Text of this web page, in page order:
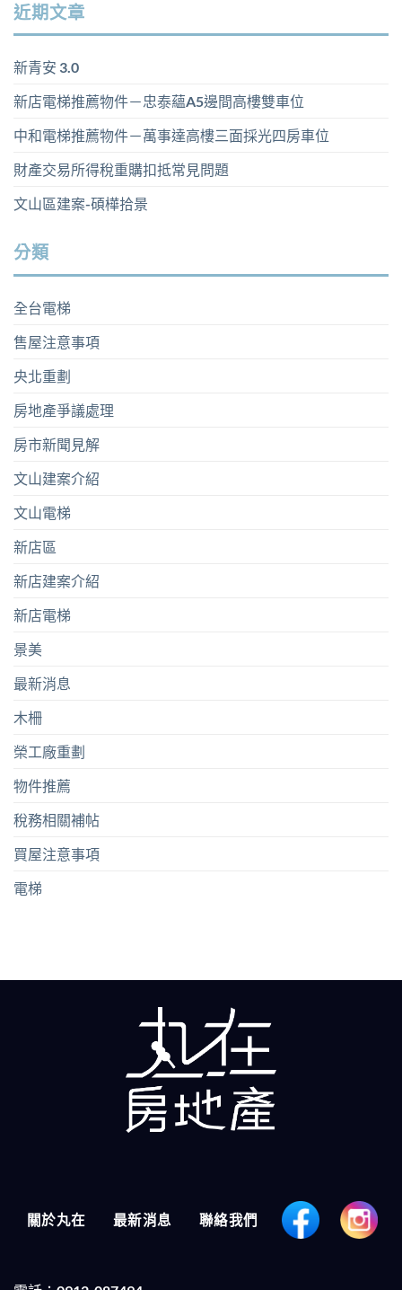
近期文章
新青安 3.0
新店電梯推薦物件－忠泰蘊A5邊間高樓雙車位
中和電梯推薦物件－萬事達高樓三面採光四房車位
財產交易所得稅重購扣抵常見問題
文山區建案-碩樺拾景
分類
全台電梯
售屋注意事項
央北重劃
房地產爭議處理
房市新聞見解
文山建案介紹
文山電梯
新店區
新店建案介紹
新店電梯
景美
最新消息
木柵
榮工廠重劃
物件推薦
稅務相關補帖
買屋注意事項
電梯
關於丸在 最新消息 聯絡我們